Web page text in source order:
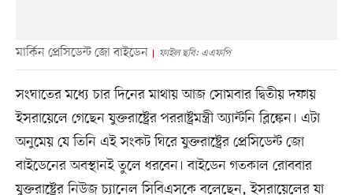
মার্কিন প্রেসিডেন্ট জো বাইডেন ফাইল ছবি: এএফপি
সংঘাতের মধ্যে চার দিনের মাথায় আজ সোমবার দ্বিতীয় দফায়
ইসরায়েলে গেছেন যুক্তরাষ্ট্রের পররাষ্ট্রমন্ত্রী অ্যান্টনি ব্লিঙ্কেন। এটা
অনুমেয় যে তিনি এই সংকট ঘিরে যুক্তরাষ্ট্রের প্রেসিডেন্ট জো
বাইডেনের অবস্থানই তুলে ধরবেন। বাইডেন গতকাল রোববার
যুক্তরাষ্ট্রের নিউজ চ্যানেল সিবিএসকে বলেছেন, ইসরায়েলের যা